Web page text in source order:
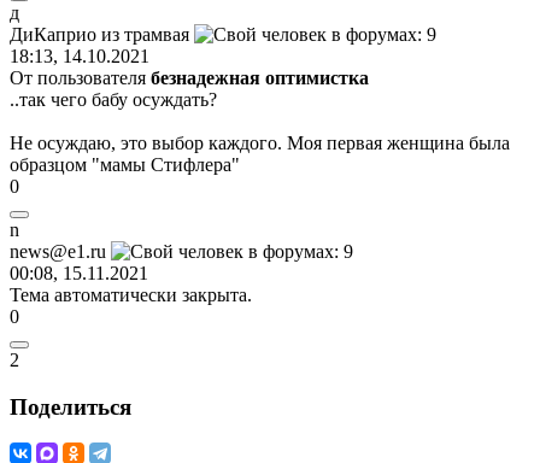
д
ДиКаприо из трамвая
18:13, 14.10.2021
От пользователя безнадежная оптимистка
..так чего бабу осуждать?
Не осуждаю, это выбор каждого. Моя первая женщина была
образцом "мамы Стифлера"
0
n
news@e1.ru
00:08, 15.11.2021
Тема автоматически закрыта.
0
2
Поделиться